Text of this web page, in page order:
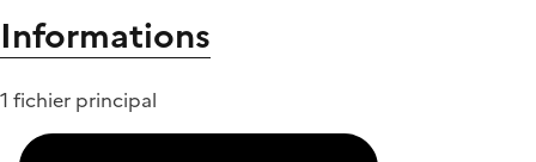
Informations
1 fichier principal